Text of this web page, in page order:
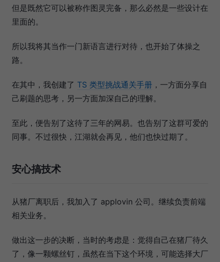
但是既然它可以被称作图灵完备，那么必然是一些设计在
里面的。
所以我将其当作一门新语言进行对待，也开始了体操之
路。
在其中，我创建了 TS 类型挑战通关手册 ，一方面分享自
己刷题的思考，另一方面加深自己的理解。
至此，便告别了这待了三年的网易。也告别了这群可爱的
同事。不过很快，江湖就会再见，他们也快过期了。
安心搞技术
从猪厂离职后，我加入了 applovin 公司。继续负责前端
相关业务。
做出这一步的决断，当时的考虑是：觉得自己在猪厂待久
了，像一颗螺丝钉，虽然在当下这个环境，可能选择大厂